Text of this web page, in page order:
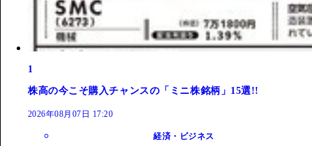
1
株高の今こそ購入チャンスの「ミニ株銘柄」15選!!
2026年08月07日 17:20
経済・ビジネス